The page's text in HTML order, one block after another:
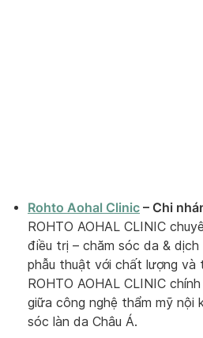
Rohto Aohal Clinic – Chi
ROHTO AOHAL CLINIC
điều trị – chăm sóc da &
phẫu thuật với chất lượng và
ROHTO AOHAL CLINIC
giữa công nghệ thẩm mỹ nội
sóc làn da Châu Á.